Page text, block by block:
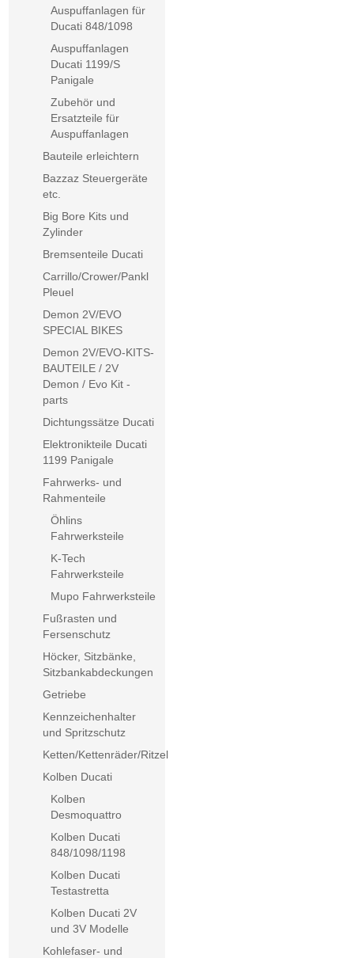
Auspuffanlagen für
Ducati 848/1098
Auspuffanlagen
Ducati 1199/S
Panigale
Zubehör und
Ersatzteile für
Auspuffanlagen
Bauteile erleichtern
Bazzaz Steuergeräte
etc.
Big Bore Kits und
Zylinder
Bremsenteile Ducati
Carrillo/Crower/Pankl
Pleuel
Demon 2V/EVO
SPECIAL BIKES
Demon 2V/EVO-KITS-
BAUTEILE / 2V
Demon / Evo Kit -
parts
Dichtungssätze Ducati
Elektronikteile Ducati
1199 Panigale
Fahrwerks- und
Rahmenteile
Öhlins
Fahrwerksteile
K-Tech
Fahrwerksteile
Mupo Fahrwerksteile
Fußrasten und
Fersenschutz
Höcker, Sitzbänke,
Sitzbankabdeckungen
Getriebe
Kennzeichenhalter
und Spritzschutz
Ketten/Kettenräder/Ritzel
Kolben Ducati
Kolben
Desmoquattro
Kolben Ducati
848/1098/1198
Kolben Ducati
Testastretta
Kolben Ducati 2V
und 3V Modelle
Kohlefaser- und